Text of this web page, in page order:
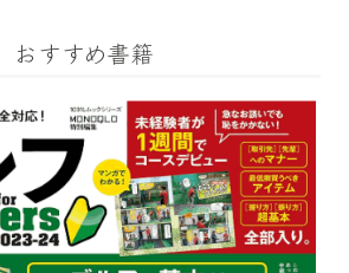
おすすめ書籍